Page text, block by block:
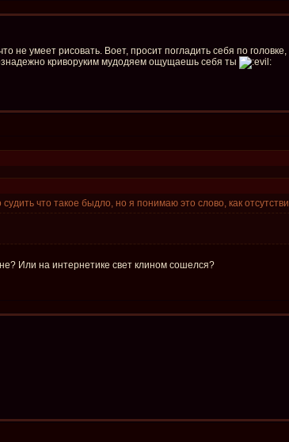
не умеет рисовать. Воет, просит погладить себя по
криворуким мудодяем ощущаешь себя ты
что такое быдло, но я понимаю это слово, как
Или на интернетике свет клином сошелся?